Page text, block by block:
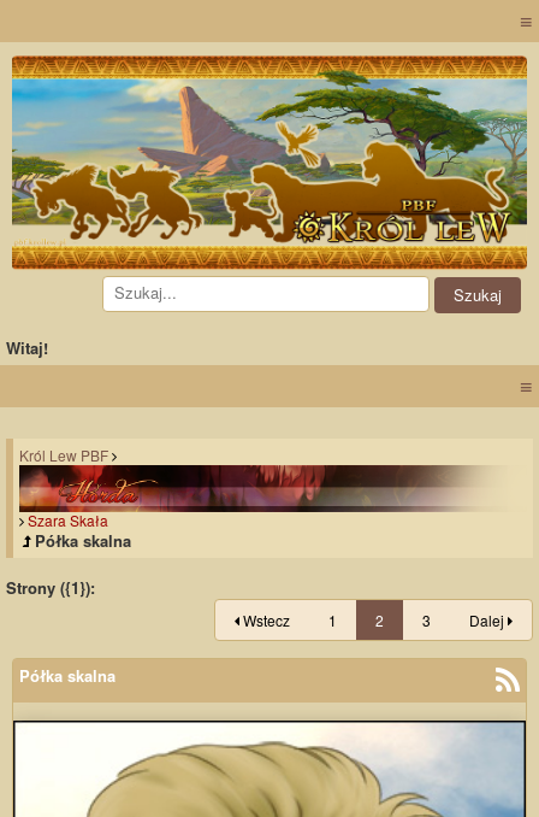
≡
Witaj!
≡
Król Lew PBF
Szara Skała
Półka skalna
Strony ({1}):
Wstecz 1 2 3 Dalej
Półka skalna